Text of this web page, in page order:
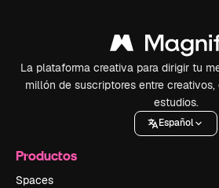
La plataforma creativa para dirigir tu
millón de suscriptores entre
estudios.
Español
Productos
Spaces